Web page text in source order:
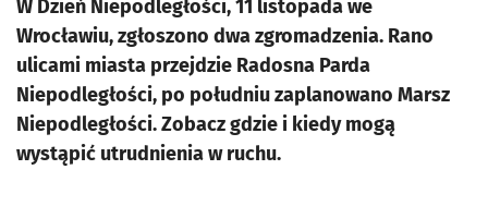
W Dzień Niepodległości, 11 listopada we
Wrocławiu, zgłoszono dwa zgromadzenia. Rano
ulicami miasta przejdzie Radosna Parda
Niepodległości, po południu zaplanowano Marsz
Niepodległości. Zobacz gdzie i kiedy mogą
wystąpić utrudnienia w ruchu.